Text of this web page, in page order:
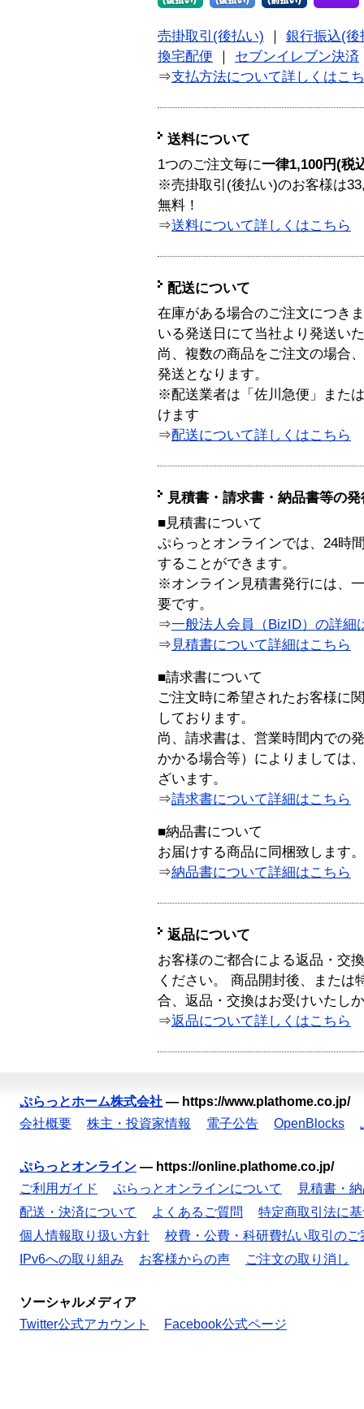
売掛取引(後払い)
銀行振込(後
換宅配便
セブンイレブン決済
⇒支払方法について詳しくはこ
送料について
1つのご注文毎に一律1,100円(税
※売掛取引(後払い)のお客様は
無料！
⇒送料について詳しくはこちら
配送について
在庫がある場合のご注文につき
いる発送日にて当社より発送い
尚、複数の商品をご注文の場合
発送となります。
※配送業者は「佐川急便」また
けます
⇒配送について詳しくはこちら
見積書・請求書・納品書等の
■見積書について
ぷらっとオンラインでは、24時
することができます。
※オンライン見積書発行には、
要です。
⇒一般法人会員（BizID）の詳細
⇒ 見積書について詳細はこちら
■請求書について
ご注文時に希望されたお客様に
しております。
尚、請求書は、営業時間内での
かかる場合等）によりましては
ざいます。
⇒請求書について詳細はこちら
■納品書について
お届けする商品に同梱致します。
⇒納品書について詳細はこちら
返品について
お客様のご都合による返品・交
ください。 商品開封後、または
合、返品・交換はお受けいたし
⇒返品について詳しくはこちら
ぷらっとホーム株式会社 — https://www.plathome.co.jp/
会社概要
株主・投資家情報 電子公告 OpenBlocks
ぷらっとオンライン — https://online.plathome.co.jp/
ご利用ガイド
ぷらっとオンラインについて
見積書・
配送・決済について
よくあるご質問
特定商取引法に
個人情報取り扱い方針
校費・公費・科研費払い取引のご
IPv6への取り組み
お客様からの声 ご注文の取り消し
ソーシャルメディア
Twitter公式アカウント
Facebook公式ページ